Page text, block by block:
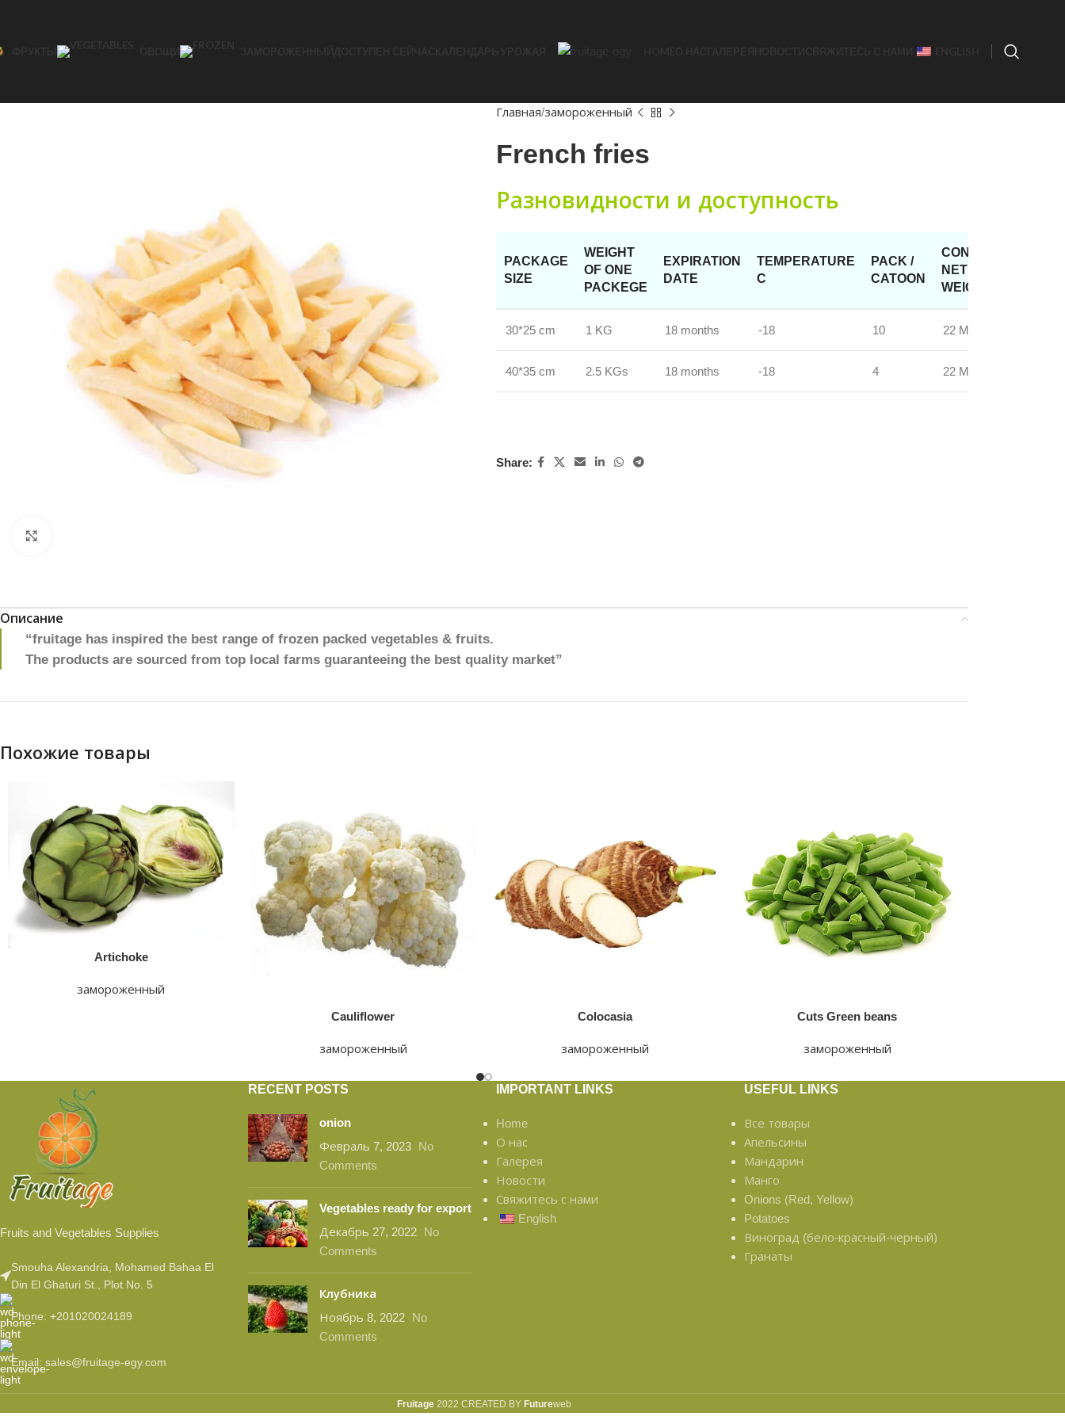
Главная замороженный
French fries
Разновидности и доступность
PACKAGE
SIZE
WEIGHT
OF ONE
PACKEGE
EXPIRATION
DATE
TEMPERATURE
C
PACK /
CATOON
CONTAINER
NET
WEIGHT
30*25 cm 1 KG 18 months -18 10 22 MT
40*35 cm 2.5 KGs 18 months -18 4 22 MT
Share:
Описание
“fruitage has inspired the best range of frozen packed vegetables & fruits.
The products are sourced from top local farms guaranteeing the best quality market”
Похожие товары
Artichoke
замороженный
Cauliflower
замороженный
Colocasia
замороженный
Cuts Green beans
замороженный
Fruits and Vegetables Supplies
Smouha Alexandria, Mohamed Bahaa El
Din El Ghaturi St., Plot No. 5
Phone: +201020024189
Email: sales@fruitage-egy.com
RECENT POSTS
onion
Февраль 7, 2023 No
Comments
Vegetables ready for export
Декабрь 27, 2022 No
Comments
Клубника
Ноябрь 8, 2022 No
Comments
IMPORTANT LINKS
Home
О нас
Галерея
Новости
Свяжитесь с нами
English
USEFUL LINKS
Все товары
Апельсины
Мандарин
Манго
Onions (Red, Yellow)
Potatoes
Виноград (бело-красный-черный)
Гранаты
Fruitage 2022 CREATED BY Futureweb
linkedin